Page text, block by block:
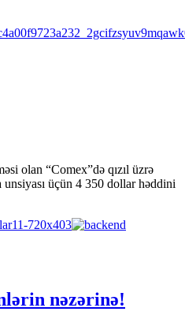
olan “Comex”də qızıl üzrə
üçün 4 350 dollar həddini
nəzərinə!